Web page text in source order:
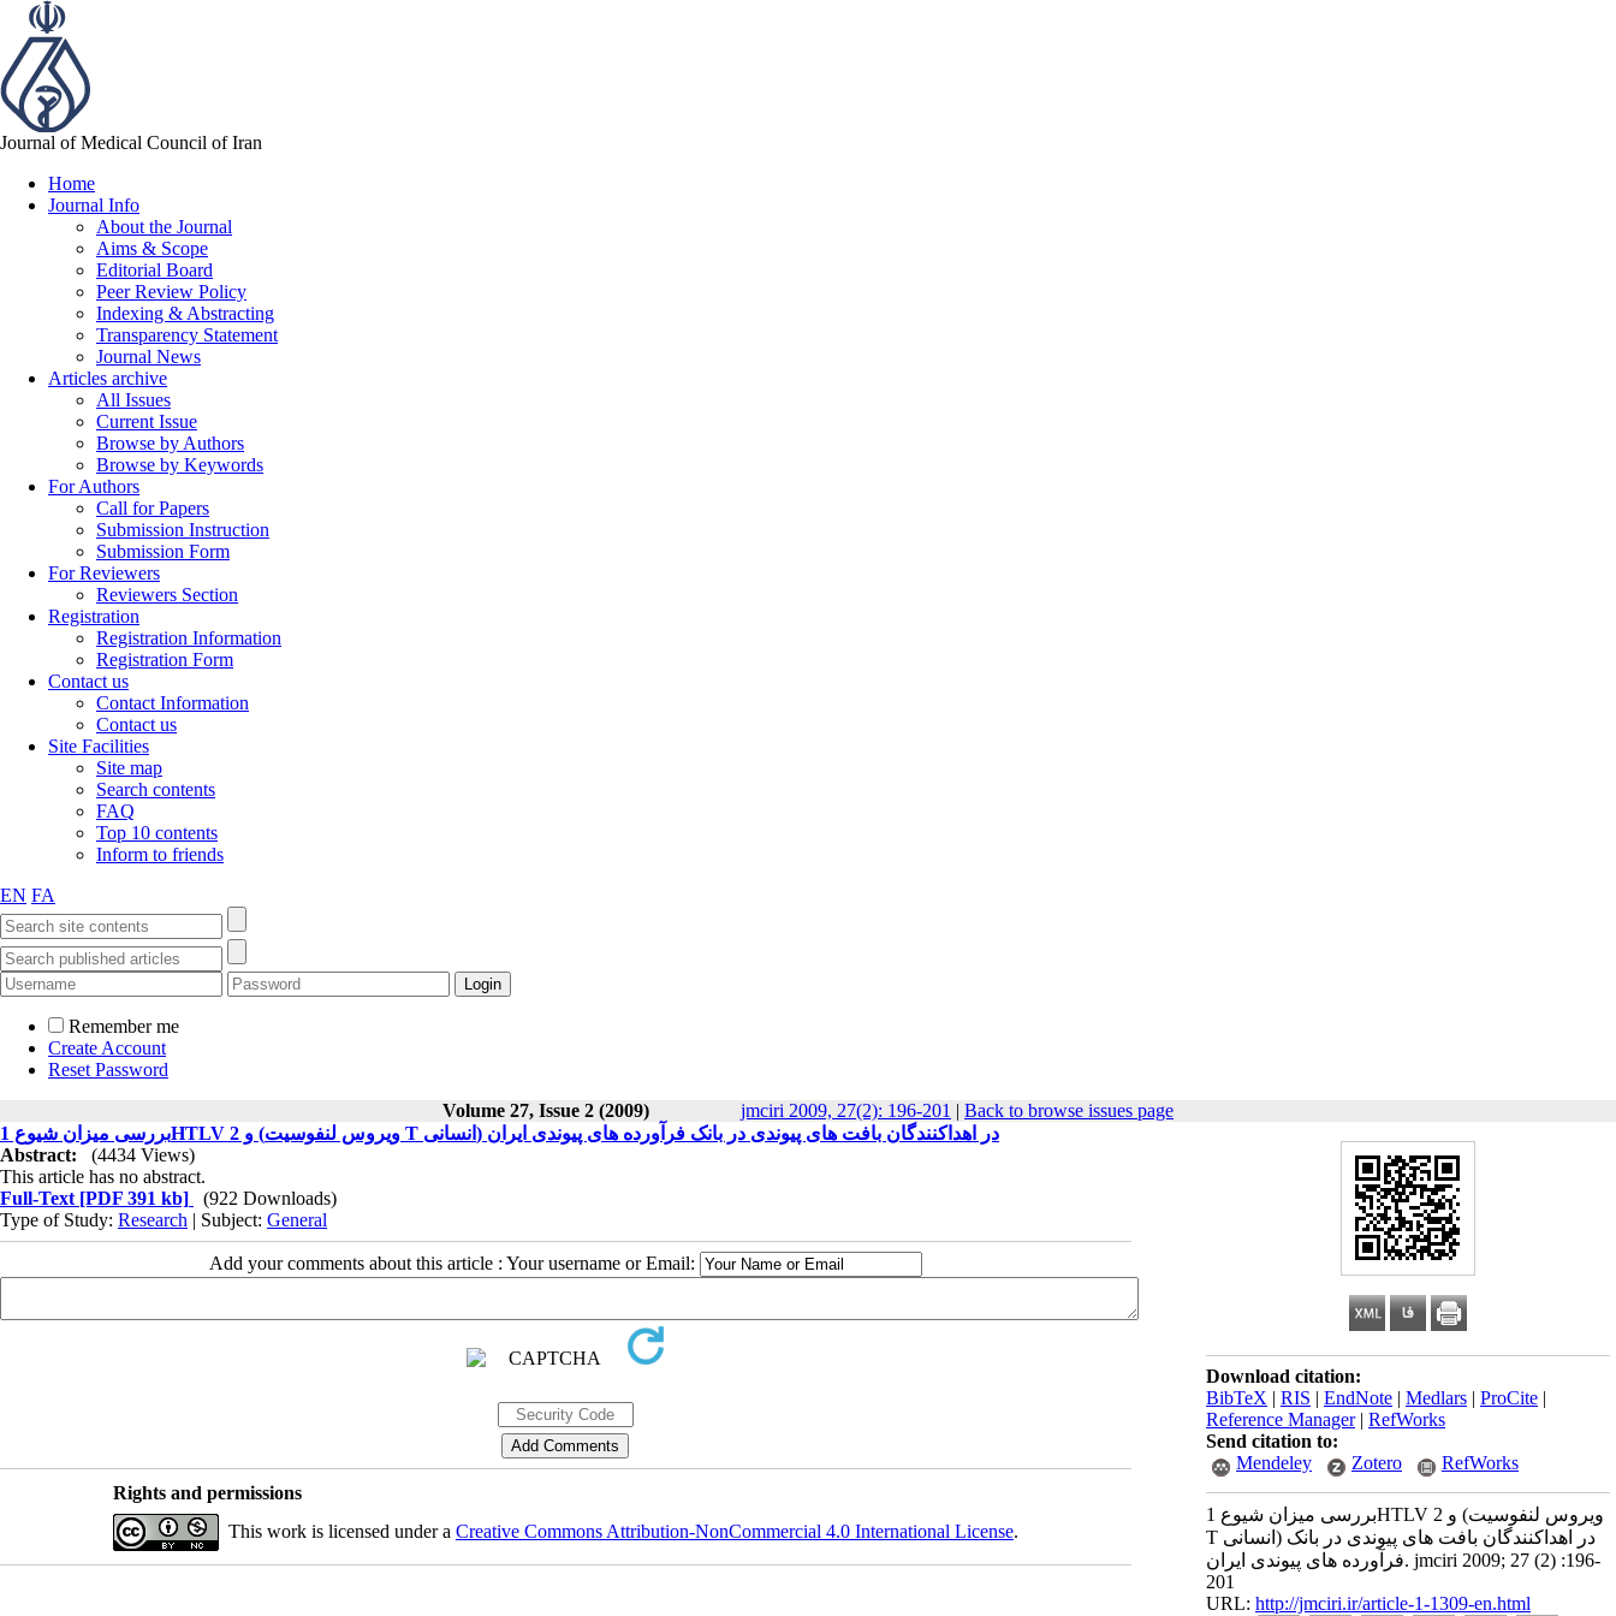
Journal of Medical Council of Iran
Home
Journal Info
About the Journal
Aims & Scope
Editorial Board
Peer Review Policy
Indexing & Abstracting
Transparency Statement
Journal News
Articles archive
All Issues
Current Issue
Browse by Authors
Browse by Keywords
For Authors
Call for Papers
Submission Instruction
Submission Form
For Reviewers
Reviewers Section
Registration
Registration Information
Registration Form
Contact us
Contact Information
Contact us
Site Facilities
Site map
Search contents
FAQ
Top 10 contents
Inform to friends
EN FA
Remember me
Create Account
Reset Password
Volume 27, Issue 2 (2009)
jmciri 2009, 27(2): 196-201 | Back to browse issues page
Download citation:
BibTeX | RIS | EndNote | Medlars | ProCite |
Reference Manager| RefWorks
Send citation to:
Mendeley
Zotero RefWorks
بررسی میزان شیوع 1HTLV و 2 (ویروس لنفوسیت
T انسانی) در اهداکنندگان بافت های پیوندی در بانک
فرآورده های پیوندی ایران. jmciri 2009; 27 (2) :196-
201
URL: http://jmciri.ir/article-1-1309-en.html
بررسی میزان شیوع 1HTLV و 2 (ویروس لنفوسیت T انسانی) در اهداکنندگان بافت های پیوندی در بانک فرآورده های پیوندی ایران
Abstract:
(4434 Views)
This article has no abstract.
Full-Text [PDF 391 kb]
(922 Downloads)
Type of Study: Research | Subject: General
Add your comments about this article : Your username or Email:
Rights and permissions
This work is licensed under a Creative Commons Attribution-NonCommercial 4.0 International License.